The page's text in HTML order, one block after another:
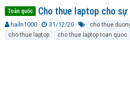
Toàn quốc Cho thue laptop cho
T
h
r
hailn1000
N
g
à
31/12/20
ừ
k
cho thue
cho thue laptop
cho thue laptop toan quoc